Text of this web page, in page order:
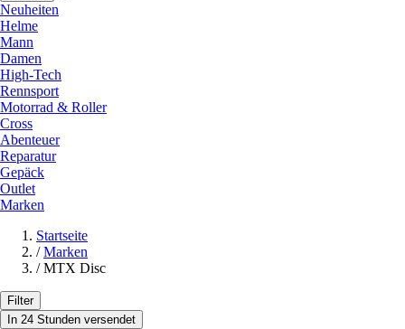
Neuheiten
Helme
Mann
Damen
High-Tech
Rennsport
Motorrad & Roller
Cross
Abenteuer
Reparatur
Gepäck
Outlet
Marken
Startseite
/ Marken
/ MTX Disc
Filter
In 24 Stunden versendet